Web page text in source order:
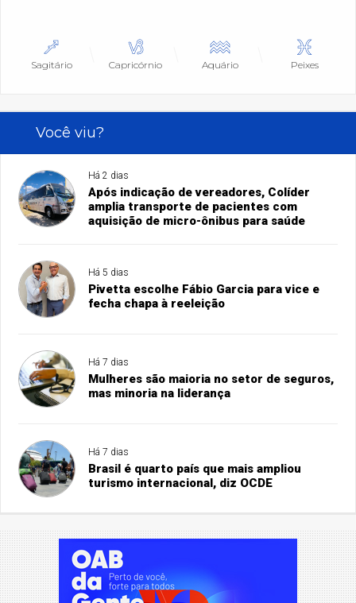
Sagitário Capricórnio Aquário Peixes
Você viu?
Há 2 dias
Após indicação de vereadores, Colíder
amplia transporte de pacientes com
aquisição de micro-ônibus para saúde
Há 5 dias
Pivetta escolhe Fábio Garcia para vice e
fecha chapa à reeleição
Há 7 dias
Mulheres são maioria no setor de seguros,
mas minoria na liderança
Há 7 dias
Brasil é quarto país que mais ampliou
turismo internacional, diz OCDE